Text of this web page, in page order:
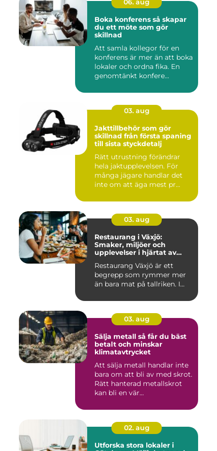
06. aug
Boka konferens så skapar
du ett möte som gör
skillnad
Att samla kollegor för en
konferens är mer än att boka
lokaler och ordna fika. En
genomtänkt konfere...
03. aug
Jakttillbehör som gör
skillnad från första spaning
till sista styckdetalj
Rätt utrustning förändrar
hela jaktupplevelsen. För
många jägare handlar det
inte om att äga mest pr...
03. aug
Restaurang i Växjö:
Smaker, miljöer och
upplevelser i hjärtat av
Restaurang Växjö är ett
begrepp som rymmer mer
än bara mat på tallriken. I...
03. aug
Sälja metall så får du bäst
betalt och minskar
klimatavtrycket
Att sälja metall handlar inte
bara om att bli av med skrot.
Rätt hanterad metallskrot
kan bli en vär...
02. aug
Utforska stora lokaler i